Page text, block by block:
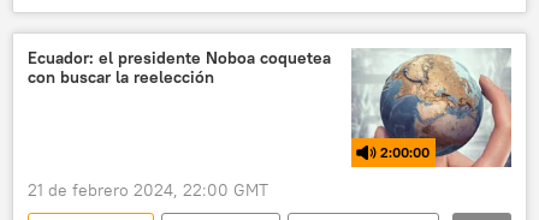
Daniel Noboa
Lenín Moreno
Ecuador
EEUU
Fondo Monetario Internacional (FMI)
Confederación de Nacionalidades Indígenas de Ecuador (Conaie)
pueblos indígenas
Ecuador: el presidente Noboa coquetea
con buscar la reelección
2:00:00
21 de febrero 2024, 22:00 GMT